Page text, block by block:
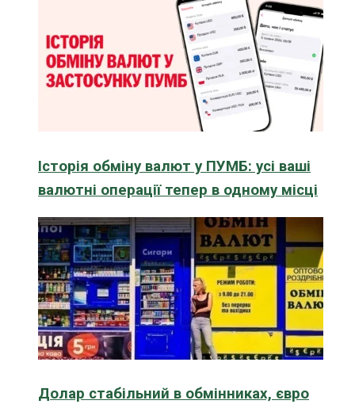
Історія обміну валют у ПУМБ: усі ваші
валютні операції тепер в одному місці
Долар стабільний в обмінниках, євро